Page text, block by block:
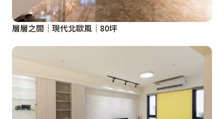
層層之間│現代北歐風│80坪